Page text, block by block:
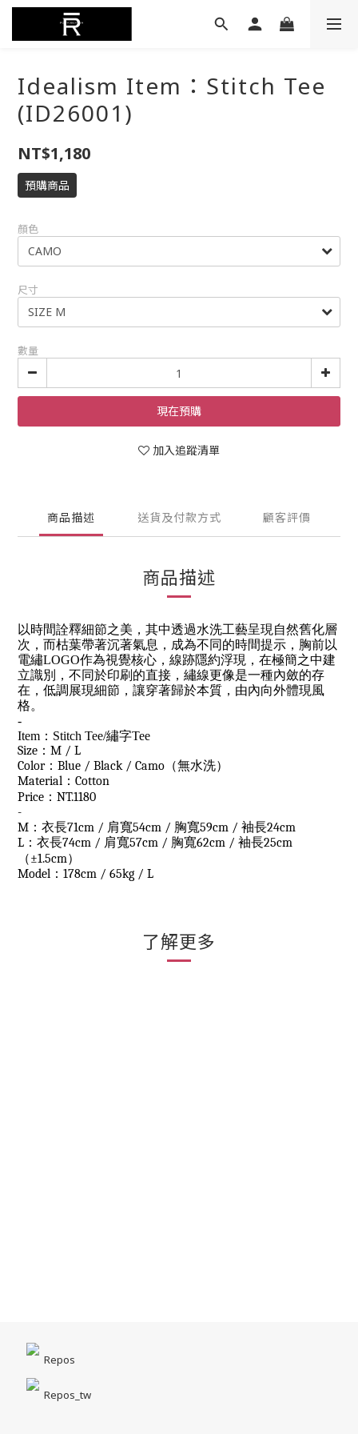
Idealism Item：Stitch Tee
(ID26001)
NT$1,180
預購商品
顏色
尺寸
數量
現在預購
加入追蹤清單
商品描述 送貨及付款方式 顧客評價
商品描述
以時間詮釋細節之美，其中透過水洗工藝呈現自然舊化層
次，而枯葉帶著沉著氣息，成為不同的時間提示，胸前以
電繡LOGO作為視覺核心，線跡隱約浮現，在極簡之中建
立識別，不同於印刷的直接，繡線更像是一種內斂的存
在，低調展現細節，讓穿著歸於本質，由內向外體現風
格。
-
Item：Stitch Tee/繡字Tee
Size：M / L
Color：Blue / Black / Camo（無水洗）
Material：Cotton
Price：NT.1180
-
M：衣長71cm / 肩寬54cm / 胸寬59cm / 袖長24cm
L：衣長74cm / 肩寬57cm / 胸寬62cm / 袖長25cm
（±1.5cm）
Model：178cm / 65kg / L
了解更多
Repos
Repos_tw